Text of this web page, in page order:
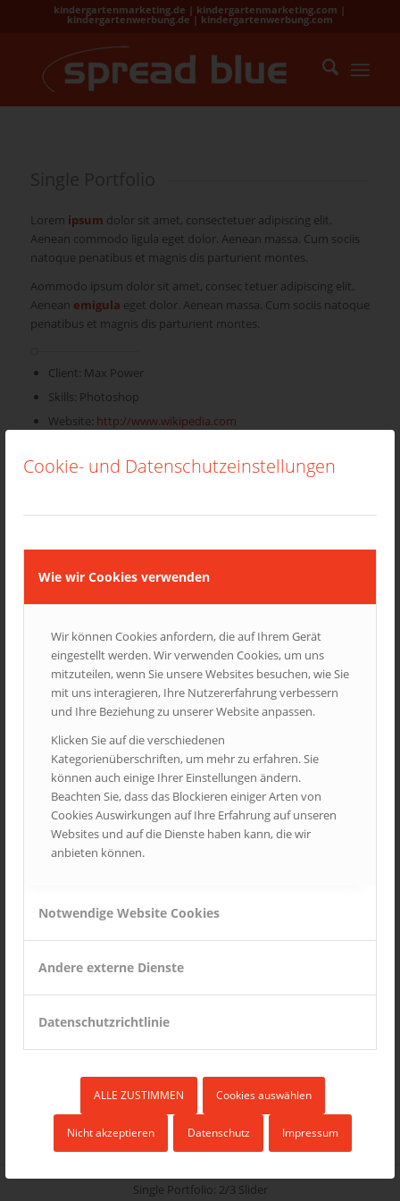
Cookie- und Datenschutzeinstellungen
Wie wir Cookies verwenden
Wir können Cookies anfordern, die auf Ihrem Gerät
eingestellt werden. Wir verwenden Cookies, um uns
mitzuteilen, wenn Sie unsere Websites besuchen, wie Sie
mit uns interagieren, Ihre Nutzererfahrung verbessern
und Ihre Beziehung zu unserer Website anpassen.
Klicken Sie auf die verschiedenen
Kategorienüberschriften, um mehr zu erfahren. Sie
können auch einige Ihrer Einstellungen ändern.
Beachten Sie, dass das Blockieren einiger Arten von
Cookies Auswirkungen auf Ihre Erfahrung auf unseren
Websites und auf die Dienste haben kann, die wir
anbieten können.
Notwendige Website Cookies
Andere externe Dienste
Datenschutzrichtlinie
ALLE ZUSTIMMEN Cookies auswählen
Nicht akzeptieren Datenschutz Impressum
kindergartenmarketing.de | kindergartenmarketing.com |
kindergartenwerbung.de | kindergartenwerbung.com
Lorem ipsum dolor sit amet, consectetuer adipiscing elit.
Aenean commodo ligula eget dolor. Aenean massa. Cum sociis
natoque penatibus et magnis dis parturient montes.
Aommodo ipsum dolor sit amet, consec tetuer adipiscing elit.
Aenean emigula eget dolor. Aenean massa. Cum sociis natoque
penatibus et magnis dis parturient montes.
Client: Max Power
Skills: Photoshop
Website: http://www.wikipedia.com
More Info
Short Summary
Lorem ipsumdolorsit amet, consectetuer adipiscing
massa.
Cum sociis natoque penatibus et
magnis dis parturient montes,
nascetur ridiculus mus. Donec
quam felis, ultricies nec,
pellentesque eu, pretium quis, sem.
In enim justo, rhoncus ut, imperdiet a, venenatis
vitae, justo. Nullam dictum felis eu pede mollis
pretium. Integertincidunt. Cras dapibus. Nulla
consequat massa quis enim. Donec pede justo,
More Info
Even More Info
Single Portfolio: 2/3 Slider